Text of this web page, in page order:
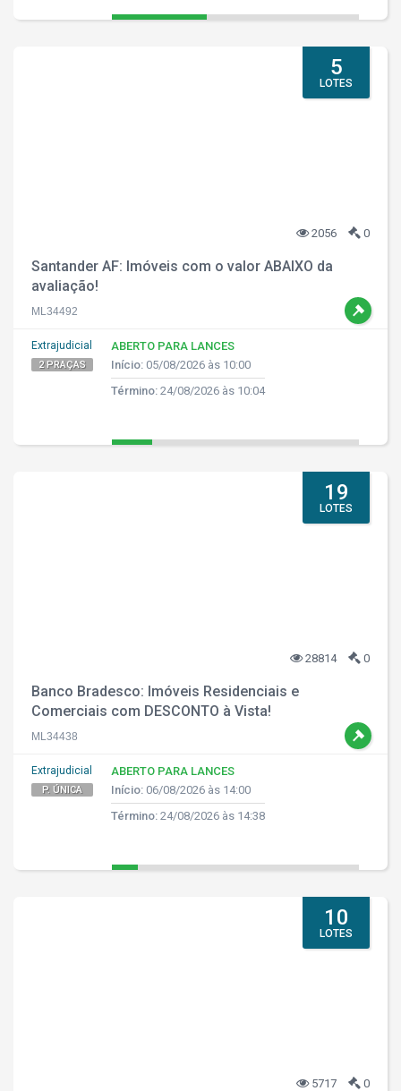
5
LOTES
2056 0
Santander AF: Imóveis com o valor ABAIXO da
avaliação!
ML34492
Extrajudicial
2 PRAÇAS
ABERTO PARA LANCES
Início: 05/08/2026 às 10:00
Término: 24/08/2026 às 10:04
19
LOTES
28814 0
Banco Bradesco: Imóveis Residenciais e
Comerciais com DESCONTO à Vista!
ML34438
Extrajudicial
P. ÚNICA
ABERTO PARA LANCES
Início: 06/08/2026 às 14:00
Término: 24/08/2026 às 14:38
10
LOTES
5717 0